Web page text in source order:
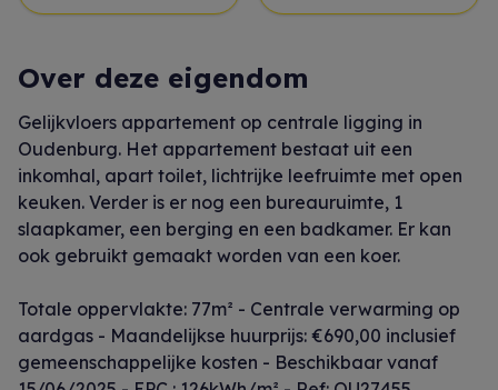
Over deze eigendom
Gelijkvloers appartement op centrale ligging in
Oudenburg. Het appartement bestaat uit een
inkomhal, apart toilet, lichtrijke leefruimte met open
keuken. Verder is er nog een bureauruimte, 1
slaapkamer, een berging en een badkamer. Er kan
ook gebruikt gemaakt worden van een koer.
Totale oppervlakte: 77m² - Centrale verwarming op
aardgas - Maandelijkse huurprijs: €690,00 inclusief
gemeenschappelijke kosten - Beschikbaar vanaf